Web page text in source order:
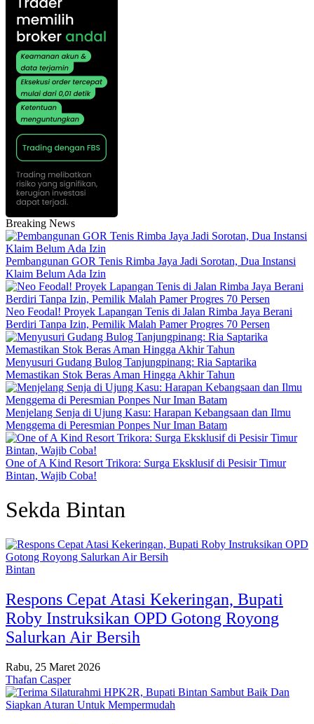
Breaking News
Pembangunan GOR Tenis Rimba Jaya Jadi Sorotan, Dua Instansi
Klaim Belum Ada Izin
Neo Feodal! Proyek Lapangan Tenis di Jalan Rimba Jaya Berani
Berdiri Tanpa Izin, Pemilik Malah Pamer Progres 70 Persen
Menyusuri Gudang Bulog Tanjungpinang: Ria Saptarika
Memastikan Stok Beras Aman Hingga Akhir Tahun
Menjelang Senja di Ujung Kasu: Harapan Kebangsaan dan Ilmu
Menggema di Peresmian Ponpes Nur Iman Batam
One of A Kind Resort Trikora: Surga Eksklusif di Pesisir Timur
Bintan, Wajib Coba!
Sekda Bintan
Bintan
Respons Cepat Atasi Kekeringan, Bupati
Roby Instruksikan OPD Gotong Royong
Salurkan Air Bersih
Rabu, 25 Maret 2026
Thafan Casper